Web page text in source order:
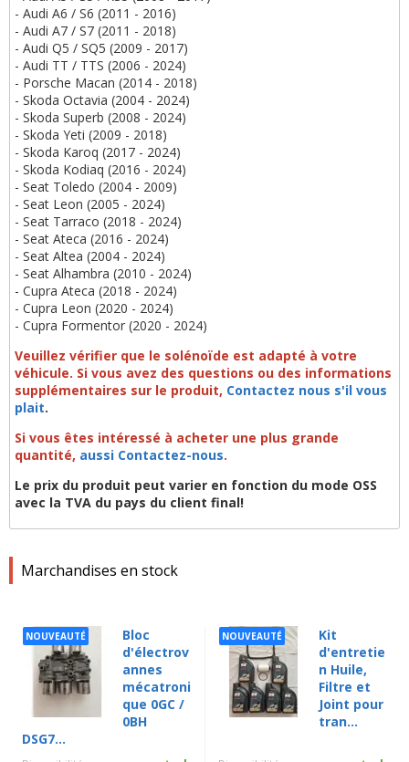
Marchandises en stock
NOUVEAUTÉ
Bloc
d'électrov
annes
mécatroni
que 0GC /
0BH
DSG7...
NOUVEAUTÉ
Kit
d'entretie
n Huile,
Filtre et
Joint pour
tran...
- Audi A6 / S6 (2011 - 2016)
- Audi A7 / S7 (2011 - 2018)
- Audi Q5 / SQ5 (2009 - 2017)
- Audi TT / TTS (2006 - 2024)
- Porsche Macan (2014 - 2018)
- Skoda Octavia (2004 - 2024)
- Skoda Superb (2008 - 2024)
- Skoda Yeti (2009 - 2018)
- Skoda Karoq (2017 - 2024)
- Skoda Kodiaq (2016 - 2024)
- Seat Toledo (2004 - 2009)
- Seat Leon (2005 - 2024)
- Seat Tarraco (2018 - 2024)
- Seat Ateca (2016 - 2024)
- Seat Altea (2004 - 2024)
- Seat Alhambra (2010 - 2024)
- Cupra Ateca (2018 - 2024)
- Cupra Leon (2020 - 2024)
- Cupra Formentor (2020 - 2024)
Veuillez vérifier que le solénoïde est adapté à votre
véhicule. Si vous avez des questions ou des informations
supplémentaires sur le produit, Contactez nous s'il vous
plait.
Si vous êtes intéressé à acheter une plus grande
quantité, aussi Contactez-nous.
Le prix du produit peut varier en fonction du mode OSS
avec la TVA du pays du client final!